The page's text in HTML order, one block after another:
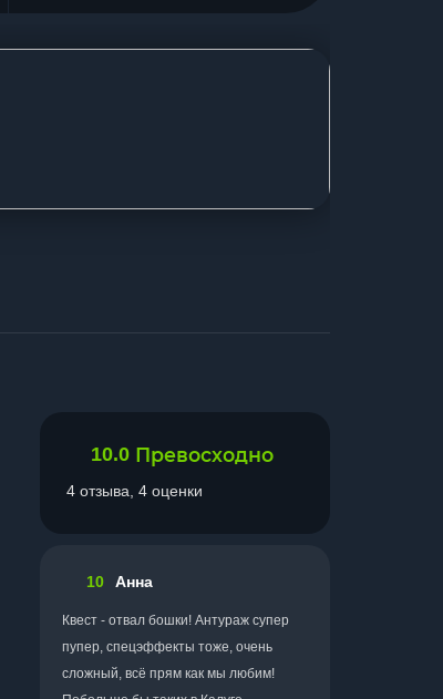
10.0 Превосходно
4 отзыва, 4 оценки
10 Анна
Квест - отвал бошки! Антураж супер
пупер, спецэффекты тоже, очень
сложный, всё прям как мы любим!